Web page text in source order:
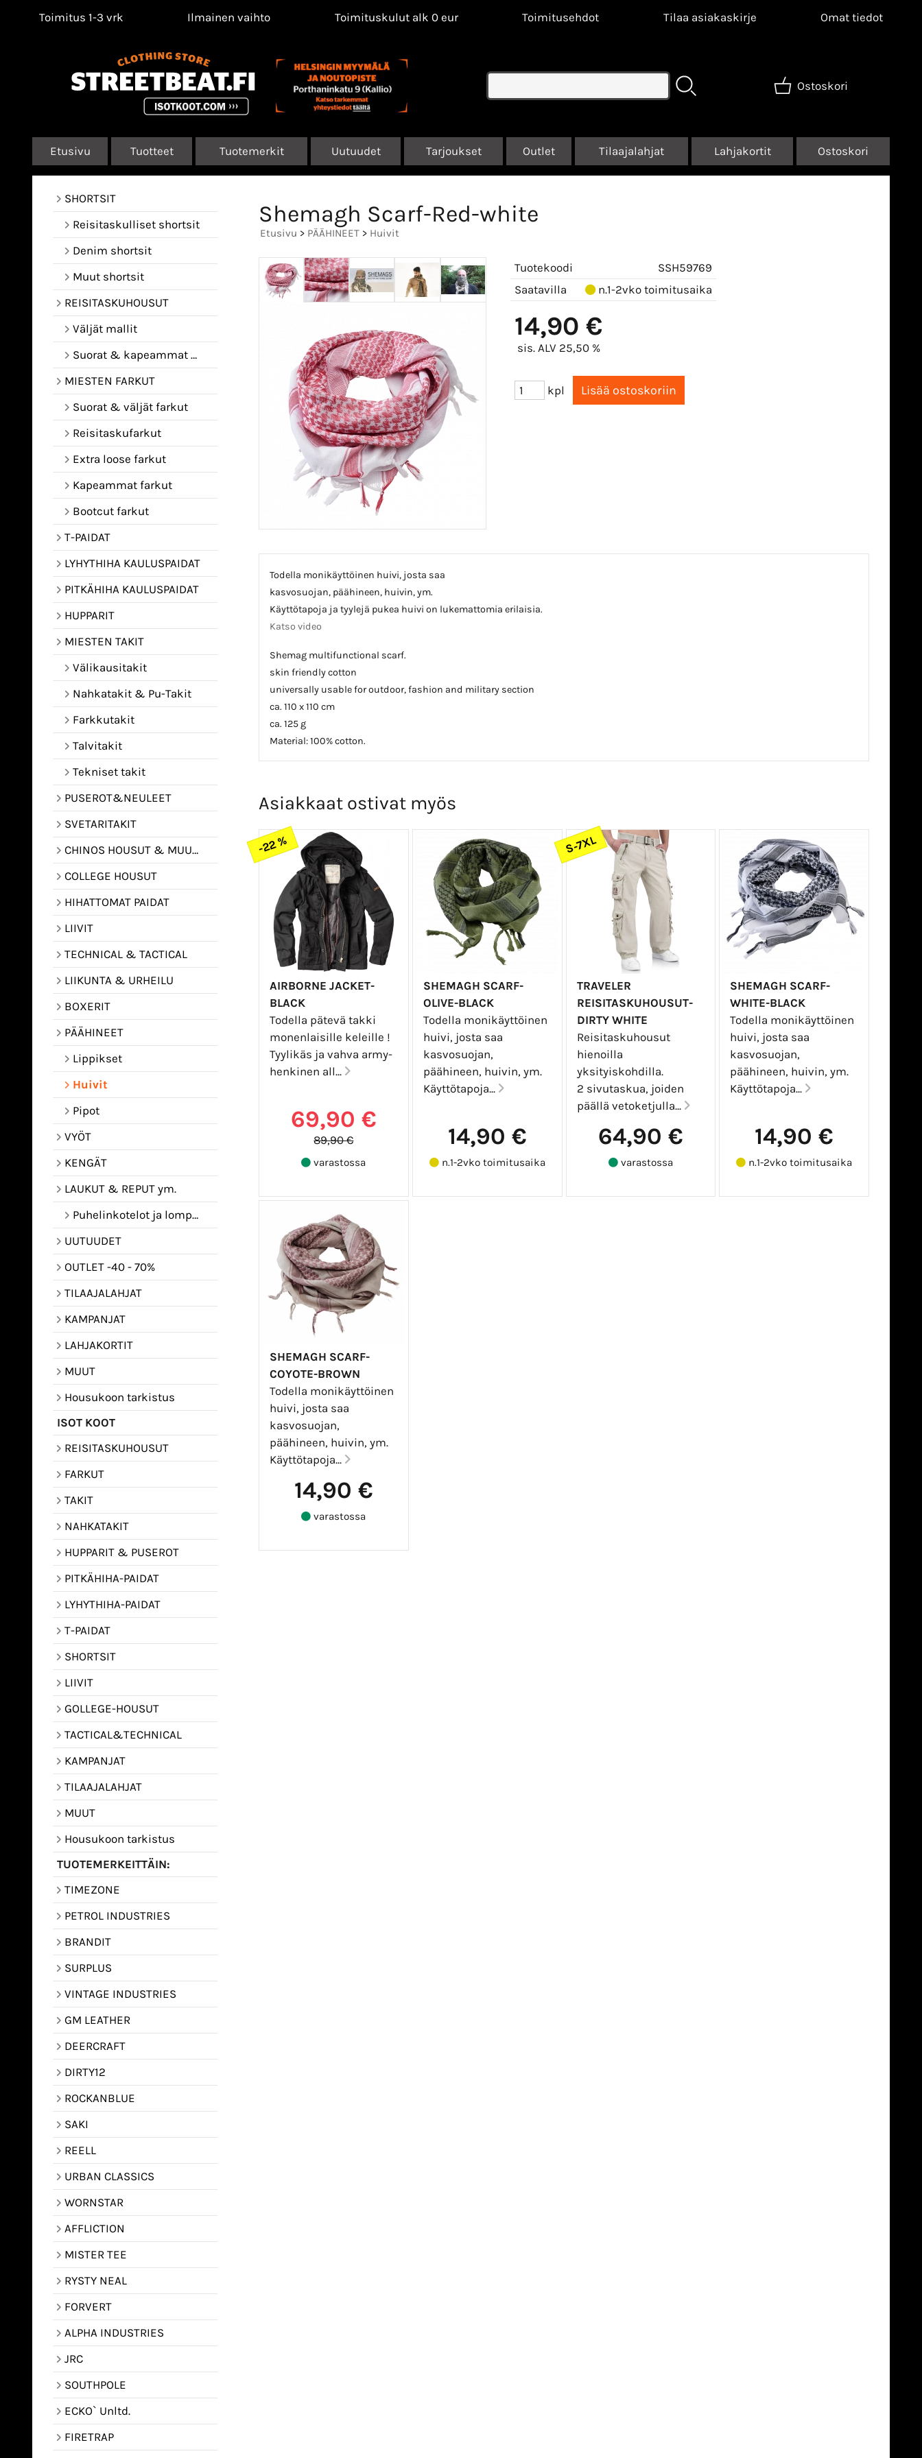
Toimitus 1-3 vrk Ilmainen vaihto Toimituskulut alk 0 eur Toimitusehdot Tilaa asiakaskirje Omat tiedot
Ostoskori
Etusivu Tuotteet Tuotemerkit Uutuudet Tarjoukset Outlet Tilaajalahjat Lahjakortit Ostoskori
SHORTSIT
Reisitaskulliset shortsit
Denim shortsit
Muut shortsit
REISITASKUHOUSUT
Väljät mallit
Suorat & kapeammat mallit
MIESTEN FARKUT
Suorat & väljät farkut
Reisitaskufarkut
Extra loose farkut
Kapeammat farkut
Bootcut farkut
T-PAIDAT
LYHYTHIHA KAULUSPAIDAT
PITKÄHIHA KAULUSPAIDAT
HUPPARIT
MIESTEN TAKIT
Välikausitakit
Nahkatakit & Pu-Takit
Farkkutakit
Talvitakit
Tekniset takit
PUSEROT&NEULEET
SVETARITAKIT
CHINOS HOUSUT & MUUT HOUSUT
COLLEGE HOUSUT
HIHATTOMAT PAIDAT
LIIVIT
TECHNICAL & TACTICAL
LIIKUNTA & URHEILU
BOXERIT
PÄÄHINEET
Lippikset
Huivit
Pipot
VYÖT
KENGÄT
LAUKUT & REPUT ym.
Puhelinkotelot ja lompakot
UUTUUDET
OUTLET -40 - 70%
TILAAJALAHJAT
KAMPANJAT
LAHJAKORTIT
MUUT
Housukoon tarkistus
ISOT KOOT
REISITASKUHOUSUT
FARKUT
TAKIT
NAHKATAKIT
HUPPARIT & PUSEROT
PITKÄHIHA-PAIDAT
LYHYTHIHA-PAIDAT
T-PAIDAT
SHORTSIT
LIIVIT
GOLLEGE-HOUSUT
TACTICAL&TECHNICAL
KAMPANJAT
TILAAJALAHJAT
MUUT
Housukoon tarkistus
TUOTEMERKEITTÄIN:
TIMEZONE
PETROL INDUSTRIES
BRANDIT
SURPLUS
VINTAGE INDUSTRIES
GM LEATHER
DEERCRAFT
DIRTY12
ROCKANBLUE
SAKI
REELL
URBAN CLASSICS
WORNSTAR
AFFLICTION
MISTER TEE
RYSTY NEAL
FORVERT
ALPHA INDUSTRIES
JRC
SOUTHPOLE
ECKO` Unltd.
FIRETRAP
Shemagh Scarf-Red-white
Etusivu > PÄÄHINEET > Huivit
Tuotekoodi
SSH59769
Saatavilla
n.1-2vko toimitusaika
14,90 €
sis. ALV 25,50 %
kpl
Todella monikäyttöinen huivi, josta saa
kasvosuojan, päähineen, huivin, ym.
Käyttötapoja ja tyylejä pukea huivi on lukemattomia erilaisia.
Katso video
Shemag multifunctional scarf.
skin friendly cotton
universally usable for outdoor, fashion and military section
ca. 110 x 110 cm
ca. 125 g
Material: 100% cotton.
Asiakkaat ostivat myös
-22 %
AIRBORNE JACKET-
BLACK
Todella pätevä takki
monenlaisille keleille !
Tyylikäs ja vahva army-
henkinen all...
69,90 €
89,90 €
varastossa
SHEMAGH SCARF-
OLIVE-BLACK
Todella monikäyttöinen
huivi, josta saa
kasvosuojan,
päähineen, huivin, ym.
Käyttötapoja...
14,90 €
n.1-2vko toimitusaika
S-7XL
TRAVELER
REISITASKUHOUSUT-
DIRTY WHITE
Reisitaskuhousut
hienoilla
yksityiskohdilla.
2 sivutaskua, joiden
päällä vetoketjulla...
64,90 €
varastossa
SHEMAGH SCARF-
WHITE-BLACK
Todella monikäyttöinen
huivi, josta saa
kasvosuojan,
päähineen, huivin, ym.
Käyttötapoja...
14,90 €
n.1-2vko toimitusaika
SHEMAGH SCARF-
COYOTE-BROWN
Todella monikäyttöinen
huivi, josta saa
kasvosuojan,
päähineen, huivin, ym.
Käyttötapoja...
14,90 €
varastossa